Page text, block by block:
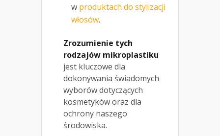
w produktach do stylizacji
włosów.
Zrozumienie tych
rodzajów mikroplastiku
jest kluczowe dla
dokonywania świadomych
wyborów dotyczących
kosmetyków oraz dla
ochrony naszego
środowiska.